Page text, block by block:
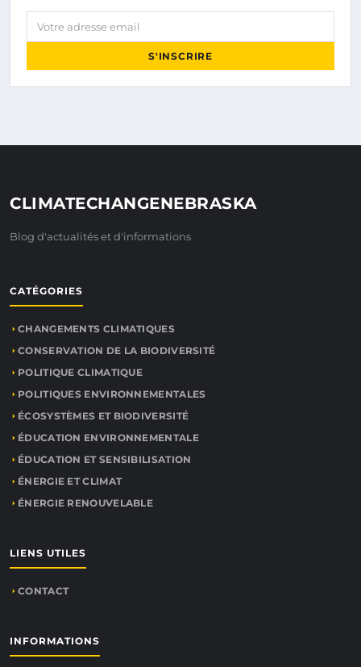
Votre adresse email
S'INSCRIRE
CLIMATECHANGENEBRASKA
Blog d'actualités et d'informations
CATÉGORIES
CHANGEMENTS CLIMATIQUES
CONSERVATION DE LA BIODIVERSITÉ
POLITIQUE CLIMATIQUE
POLITIQUES ENVIRONNEMENTALES
ÉCOSYSTÈMES ET BIODIVERSITÉ
ÉDUCATION ENVIRONNEMENTALE
ÉDUCATION ET SENSIBILISATION
ÉNERGIE ET CLIMAT
ÉNERGIE RENOUVELABLE
LIENS UTILES
CONTACT
INFORMATIONS